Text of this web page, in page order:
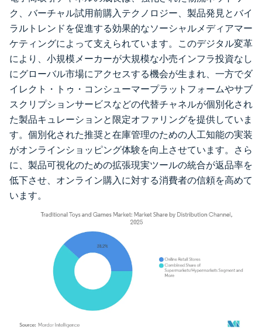
ク、バーチャル試用前購入テクノロジー、製品発見とバイ
ラルトレンドを促進する効果的なソーシャルメディアマー
ケティングによって支えられています。このデジタル変革
により、小規模メーカーが大規模な小売インフラ投資なし
にグローバル市場にアクセスする機会が生まれ、一方でダ
イレクト・トゥ・コンシューマープラットフォームやサブ
スクリプションサービスなどの代替チャネルが個別化され
た製品キュレーションと限定オファリングを提供していま
す。個別化された推奨と在庫管理のための人工知能の実装
がオンラインショッピング体験を向上させています。さら
に、製品可視化のための拡張現実ツールの統合が返品率を
低下させ、オンライン購入に対する消費者の信頼を高めて
います。